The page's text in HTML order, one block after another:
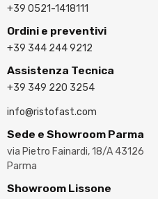
+39 0521-1418111
Ordini e preventivi
+39 344 244 9212
Assistenza Tecnica
+39 349 220 3254
info@ristofast.com
Sede e Showroom Parma
via Pietro Fainardi, 18/A 43126
Parma
Showroom Lissone